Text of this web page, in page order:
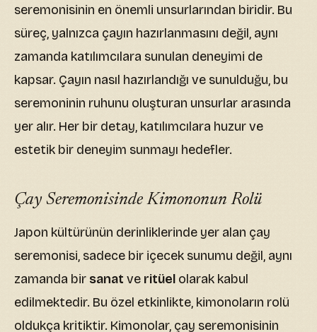
seremonisinin en önemli unsurlarından biridir. Bu
süreç, yalnızca çayın hazırlanmasını değil, aynı
zamanda katılımcılara sunulan deneyimi de
kapsar. Çayın nasıl hazırlandığı ve sunulduğu, bu
seremoninin ruhunu oluşturan unsurlar arasında
yer alır. Her bir detay, katılımcılara huzur ve
estetik bir deneyim sunmayı hedefler.
Çay Seremonisinde Kimononun Rolü
Japon kültürünün derinliklerinde yer alan çay
seremonisi, sadece bir içecek sunumu değil, aynı
zamanda bir sanat ve ritüel olarak kabul
edilmektedir. Bu özel etkinlikte, kimonoların rolü
oldukça kritiktir. Kimonolar, çay seremonisinin